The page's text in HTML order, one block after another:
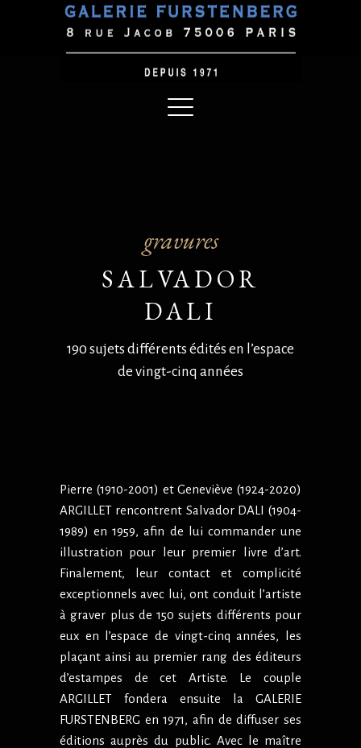
gravures
SALVADOR
DALI
190 sujets différents édités en l’espace
de vingt-cinq années
Pierre (1910-2001) et Geneviève (1924-2020)
ARGILLET rencontrent Salvador DALI (1904-
1989) en 1959, afin de lui commander une
illustration pour leur premier livre d’art.
Finalement, leur contact et complicité
exceptionnels avec lui, ont conduit l’artiste
à graver plus de 150 sujets différents pour
eux en l’espace de vingt-cinq années, les
plaçant ainsi au premier rang des éditeurs
d’estampes de cet Artiste. Le couple
ARGILLET fondera ensuite la GALERIE
FURSTENBERG en 1971, afin de diffuser ses
éditions auprès du public. Avec le maître